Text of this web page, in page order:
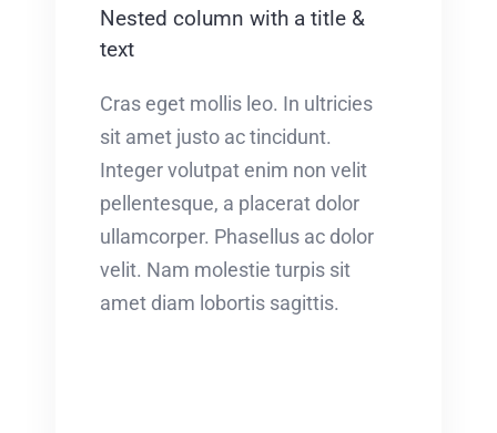
Nested column with a title &
text
Cras eget mollis leo. In ultricies
sit amet justo ac tincidunt.
Integer volutpat enim non velit
pellentesque, a placerat dolor
ullamcorper. Phasellus ac dolor
velit. Nam molestie turpis sit
amet diam lobortis sagittis.